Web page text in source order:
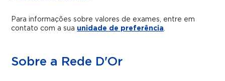
Para informações sobre valores de exames, entre em
contato com a sua unidade de preferência.
Sobre a Rede D'Or